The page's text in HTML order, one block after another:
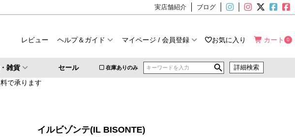
実店舗紹介 ブログ
レビュー ヘルプ＆ガイド マイページ / 会員登録 お気に入り カート 0
雑貨 セール 在庫ありのみ 詳細検索
で承ります
イルビゾンテ(IL BISONTE)